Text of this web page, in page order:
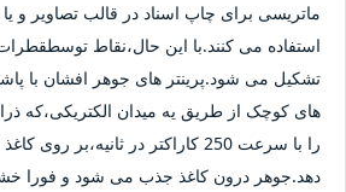
ماتریسی برای چاپ اسناد در قالب تصاویر و یا
استفاده می کنند.با این حال،نقاط
تشکیل می شود.پرینتر های جوهر افشان با
های کوچک از طریق یه میدان الکتریکی،که
را با سرعت 250 کاراکتر در ثانیه،بر
دهد.جوهر درون کاغذ جذب می شود و فورا